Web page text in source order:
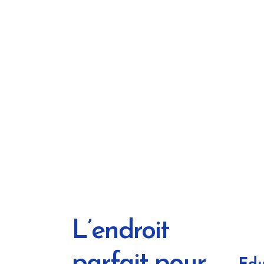
L’endroit